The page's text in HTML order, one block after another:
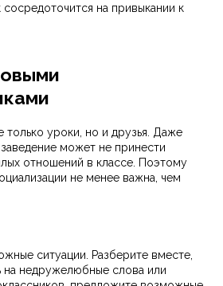
на привыкании к
только уроки, но и друзья. Даже
может не принести
отношений в классе. Поэтому
не менее важна, чем
ситуации. Разберите вместе,
на недружелюбные слова или